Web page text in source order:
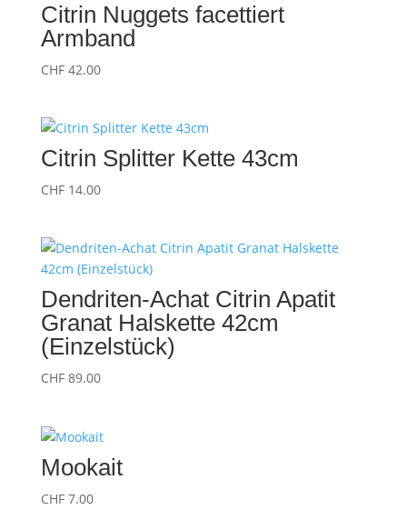
Citrin Nuggets facettiert
Armband
CHF42.00
Citrin Splitter Kette 43cm
CHF14.00
Dendriten-Achat Citrin Apatit
Granat Halskette 42cm
(Einzelstück)
CHF89.00
Mookait
CHF7.00